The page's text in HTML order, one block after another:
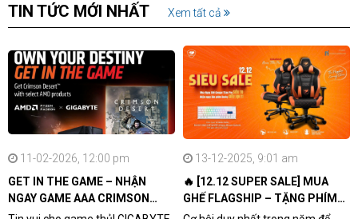
TIN TỨC MỚI NHẤT Xem tất cả
11-02-2026, 12:00 pm
GET IN THE GAME – NHẬN
NGAY GAME AAA CRIMSON
DESERT CÙNG GIGABYTE &
13-12-2025, 9:01 am
🔥 [12.12 SUPER SALE] MUA
GHẾ FLAGSHIP – TẶNG PHÍM
CƠ XỊN